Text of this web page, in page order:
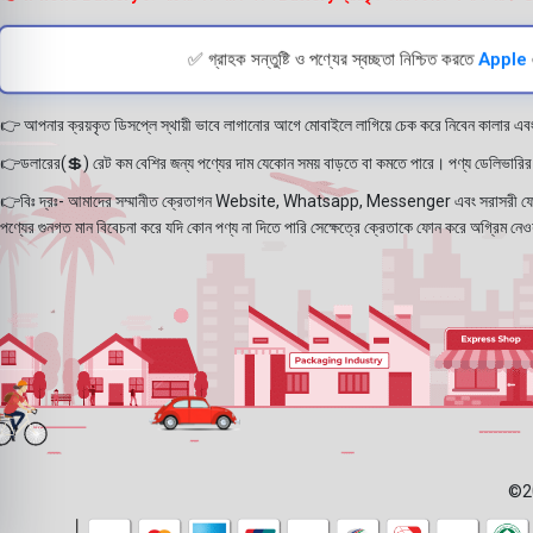
Google Pixel Fold
Google Pixel XL6
Hoco Bluetooth Speaker8
Hoco Power Bank
Hoco Wireless Headphone7
HONOR 488
Honor 108
Honor 10 Lite7
Honor 100 3
Honor 100 Pro
Honor 20
Honor 20 Lite
HONOR 2003
Honor 200 Lite3
Honor 200 Pro 3
Honor 20i3
Honor 300
Honor 300 Pro
Honor 400 Pro
✅ গ্রাহক সন্তুষ্টি ও পণ্যের স্বচ্ছতা নিশ্চিত করতেApple
👉 আপনার ক্রয়কৃত ডিসপ্লে স্থায়ী ভাবে লাগানোর আগে মোবাইলে লাগিয়ে চেক করে নিবেন কালার
👉ডলারের(💲) রেট কম বেশির জন্য পণ্যের দাম যেকোন সময় বাড়তে বা কমতে পারে। পণ্য ডেলিভারির
👉বিঃ দ্রঃ- আমাদের সম্মানীত ক্রেতাগন Website, Whatsapp, Messenger এবং সরাসরী
পণ্যের গুনগত মান বিবেচনা করে যদি কোন পণ্য না দিতে পারি সেক্ষেত্রে ক্রেতাকে ফোন করে অগ্রিম